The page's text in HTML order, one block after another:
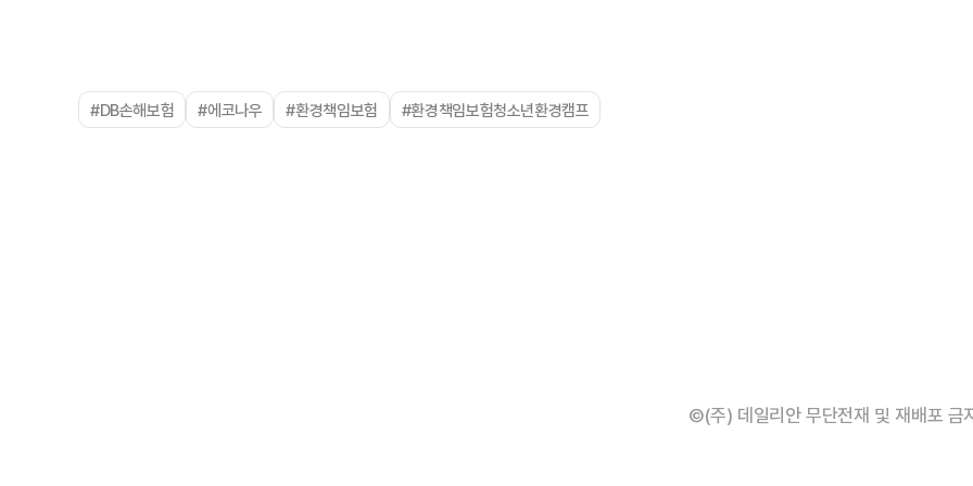
#DB손해보험 #에코나우 #환경책임보험 #환경책임보험청소년환경캠프
©(주) 데일리안 무단전재 및 재배포 금